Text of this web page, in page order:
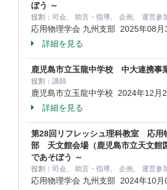
ぼう ～
役割： 司会, 助言・指導, 企画, 運営参
応用物理学会 九州支部 2025年08月
詳細を見る
鹿児島市立玉龍中学校 中大連携事
役割： 講師
鹿児島市立玉龍中学校 2024年12月
詳細を見る
第28回リフレッシュ理科教室 応用
部 天文館会場（鹿児島市立天文館
であそぼう ～
役割： 司会, 助言・指導, 企画, 運営参
応用物理学会 九州支部 2024年10月